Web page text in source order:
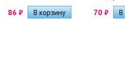
86 ₽
70 ₽